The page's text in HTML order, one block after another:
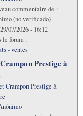
commentaire de :
(no verificado)
29/07/2026 - 16:12
le forum :
- ventes
Prestige à
Crampon Prestige à